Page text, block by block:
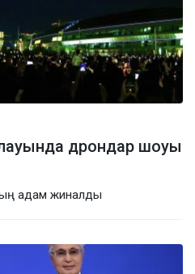
дрондар шоуы
адам жиналды